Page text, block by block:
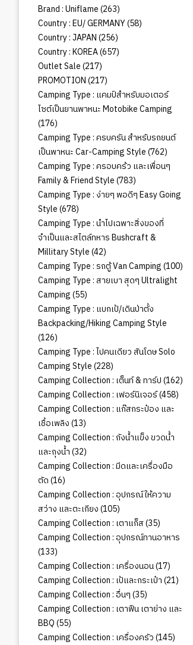
Brand : Uniflame 263263
สินค้า
Country : EU/ GERMANY 5858
Country : JAPAN 256256
สินค้า
Country : KOREA 657657
Outlet Sale 217217
สินค้า
PROMOTION 217217
สินค้า
Camping Type : แคมป์สำหรับมอเตอร์
ไซต์เป็นยานพาหนะ Motobike Camping
176176
สินค้า
Camping Type : ครบครัน สำหรับรถยนต์
เป็นพาหนะ Car-Camping Style 762762
สินค้า
Camping Type : ครอบคร้ว และเพื่อนๆ
Family & Friend Style 783783
สินค้า
Camping Type : ง่ายๆ พอดีๆ Easy Going
Style 678678
สินค้า
Camping Type : นำไปเฉพาะสิ่งของที่
จำเป็นและสไตล์ทหาร Bushcraft &
Millitary Style 4242
สินค้า
Camping Type : รถตู้ Van Camping 100100
Camping Type : สายเบา สุดๆ Ultralight
Camping 5555
สินค้า
Camping Type : แบกเป้/เดินป่าตั้ง
Backpacking/Hiking Camping Style
126126
สินค้า
Camping Type : ไปคนเดียว สันโดษ Solo
Camping Style 228228
สินค้า
Camping Collection : เต็นท์ & ทาร์ป 162162
Camping Collection : เฟอร์นิเจอร์ 458458
Camping Collection : แก๊สกระป๋อง และ
เชื้อเพลิง 1313
สินค้า
Camping Collection : ถังน้ำแข็ง ขวดน้ำ
และถุงน้ำ 3232
สินค้า
Camping Collection : มีดและเครื่องมือ
ตัด 1616
สินค้า
Camping Collection : อุปกรณ์ให้ความ
สว่าง และตะเกียง 105105
สินค้า
Camping Collection : เตาแก็ส 3535
สินค้า
Camping Collection : อุปกรณ์ทานอาหาร
133133
สินค้า
Camping Collection : เครื่องนอน 1717
สินค้า
Camping Collection : เป้และกระเป๋า 2121
Camping Collection : อื่นๆ 3535
สินค้า
Camping Collection : เตาฟืน เตาย่าง และ
BBQ 5555
สินค้า
Camping Collection : เครื่องครัว 145145